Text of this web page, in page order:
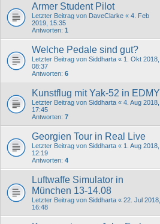
Armer Student Pilot
Letzter Beitrag von DaveClarke « 4. Feb
2019, 15:35
Antworten: 1
Welche Pedale sind gut?
Letzter Beitrag von Siddharta « 1. Okt 2018,
08:37
Antworten: 6
Kunstflug mit Yak-52 in EDMY
Letzter Beitrag von Siddharta « 4. Aug 2018,
17:45
Antworten: 7
Georgien Tour in Real Live
Letzter Beitrag von Siddharta « 1. Aug 2018,
12:19
Antworten: 4
Luftwaffe Simulator in
München 13-14.08
Letzter Beitrag von Siddharta « 22. Jul 2018,
16:48